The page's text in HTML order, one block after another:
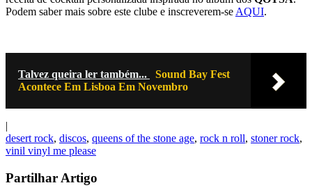
Podem saber mais sobre este clube e inscreverem-se AQUI.
Talvez queira ler também...
Sound Bay Fest
Acontece Em Lisboa Em Novembro
|
desert rock, discos, queens of the stone age, rock n roll, stoner rock,
vinil vinyl me please
Partilhar Artigo